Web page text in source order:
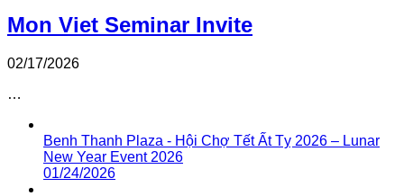
Mon Viet Seminar Invite
02/17/2026
…
Benh Thanh Plaza - Hội Chợ Tết Ất Tỵ 2026 – Lunar
New Year Event 2026
01/24/2026